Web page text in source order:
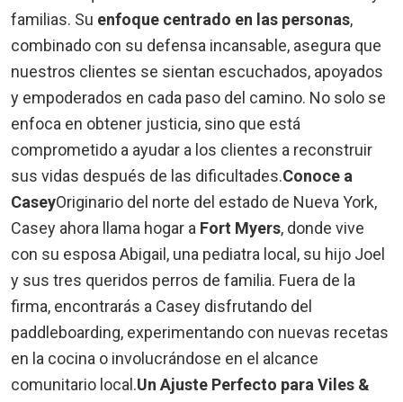
familias. Su enfoque centrado en las personas,
combinado con su defensa incansable, asegura que
nuestros clientes se sientan escuchados, apoyados
y empoderados en cada paso del camino. No solo se
enfoca en obtener justicia, sino que está
comprometido a ayudar a los clientes a reconstruir
sus vidas después de las dificultades.Conoce a
CaseyOriginario del norte del estado de Nueva York,
Casey ahora llama hogar a Fort Myers, donde vive
con su esposa Abigail, una pediatra local, su hijo Joel
y sus tres queridos perros de familia. Fuera de la
firma, encontrarás a Casey disfrutando del
paddleboarding, experimentando con nuevas recetas
en la cocina o involucrándose en el alcance
comunitario local.Un Ajuste Perfecto para Viles &